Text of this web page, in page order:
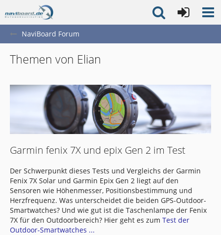
NaviBoard Forum
Themen von Elian
Garmin fenix 7X und epix Gen 2 im Test
Der Schwerpunkt dieses Tests und Vergleichs der Garmin
Fenix 7X Solar und Garmin Epix Gen 2 liegt auf den
Sensoren wie Höhenmesser, Positionsbestimmung und
Herzfrequenz. Was unterscheidet die beiden GPS-Outdoor-
Smartwatches? Und wie gut ist die Taschenlampe der Fenix
7X für den Outdoorbereich? Hier geht es zum Test der
Outdoor-Smartwatches ...